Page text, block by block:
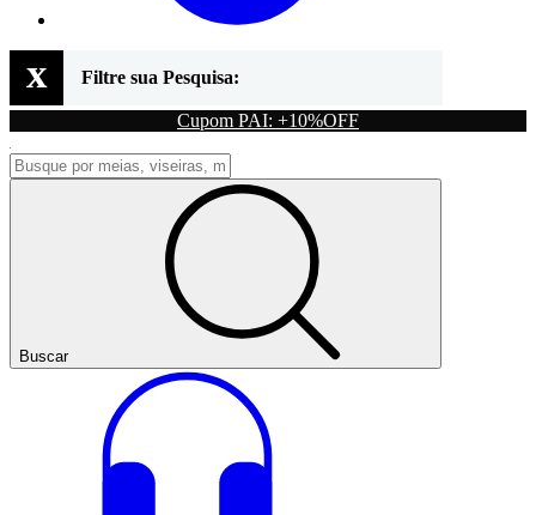
x Filtre sua Pesquisa:
Cupom PAI: +10%OFF
Buscar